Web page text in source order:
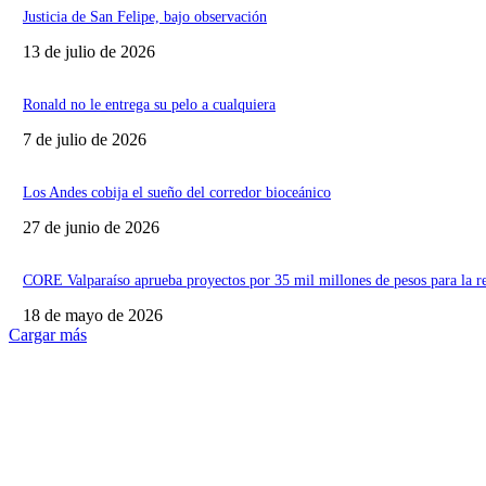
Justicia de San Felipe, bajo observación
13 de julio de 2026
Ronald no le entrega su pelo a cualquiera
7 de julio de 2026
Los Andes cobija el sueño del corredor bioceánico
27 de junio de 2026
CORE Valparaíso aprueba proyectos por 35 mil millones de pesos para la
18 de mayo de 2026
Cargar más